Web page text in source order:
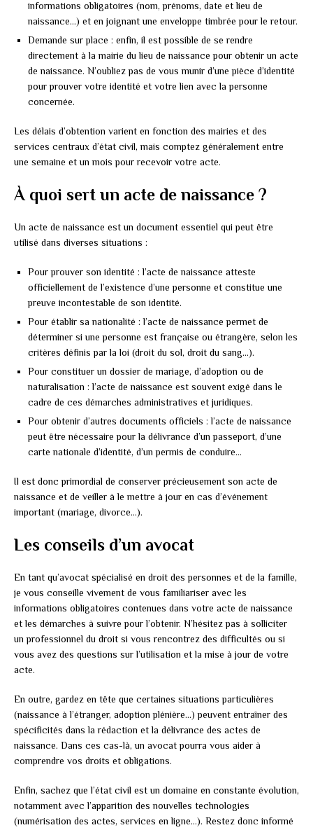
informations obligatoires (nom, prénoms, date et lieu de
naissance…) et en joignant une enveloppe timbrée pour le retour.
Demande sur place : enfin, il est possible de se rendre
directement à la mairie du lieu de naissance pour obtenir un acte
de naissance. N’oubliez pas de vous munir d’une pièce d’identité
pour prouver votre identité et votre lien avec la personne
concernée.
Les délais d’obtention varient en fonction des mairies et des
services centraux d’état civil, mais comptez généralement entre
une semaine et un mois pour recevoir votre acte.
À quoi sert un acte de naissance ?
Un acte de naissance est un document essentiel qui peut être
utilisé dans diverses situations :
Pour prouver son identité : l’acte de naissance atteste
officiellement de l’existence d’une personne et constitue une
preuve incontestable de son identité.
Pour établir sa nationalité : l’acte de naissance permet de
déterminer si une personne est française ou étrangère, selon les
critères définis par la loi (droit du sol, droit du sang…).
Pour constituer un dossier de mariage, d’adoption ou de
naturalisation : l’acte de naissance est souvent exigé dans le
cadre de ces démarches administratives et juridiques.
Pour obtenir d’autres documents officiels : l’acte de naissance
peut être nécessaire pour la délivrance d’un passeport, d’une
carte nationale d’identité, d’un permis de conduire…
Il est donc primordial de conserver précieusement son acte de
naissance et de veiller à le mettre à jour en cas d’événement
important (mariage, divorce…).
Les conseils d’un avocat
En tant qu’avocat spécialisé en droit des personnes et de la famille,
je vous conseille vivement de vous familiariser avec les
informations obligatoires contenues dans votre acte de naissance
et les démarches à suivre pour l’obtenir. N’hésitez pas à solliciter
un professionnel du droit si vous rencontrez des difficultés ou si
vous avez des questions sur l’utilisation et la mise à jour de votre
acte.
En outre, gardez en tête que certaines situations particulières
(naissance à l’étranger, adoption plénière…) peuvent entraîner des
spécificités dans la rédaction et la délivrance des actes de
naissance. Dans ces cas-là, un avocat pourra vous aider à
comprendre vos droits et obligations.
Enfin, sachez que l’état civil est un domaine en constante évolution,
notamment avec l’apparition des nouvelles technologies
(numérisation des actes, services en ligne…). Restez donc informé